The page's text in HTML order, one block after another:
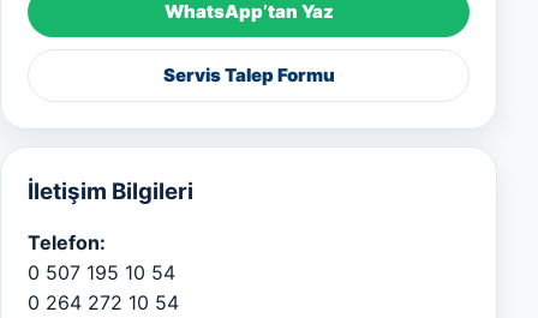
WhatsApp’tan Yaz
Servis Talep Formu
İletişim Bilgileri
Telefon:
0 507 195 10 54
0 264 272 10 54